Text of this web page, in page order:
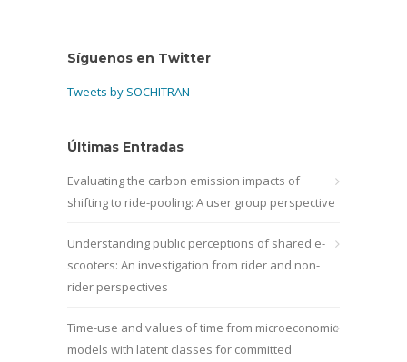
Síguenos en Twitter
Tweets by SOCHITRAN
Últimas Entradas
Evaluating the carbon emission impacts of
shifting to ride-pooling: A user group perspective
Understanding public perceptions of shared e-
scooters: An investigation from rider and non-
rider perspectives
Time-use and values of time from microeconomic
models with latent classes for committed